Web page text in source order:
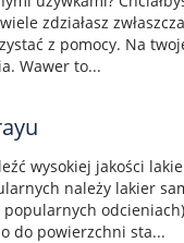
zdziałasz
z pomocy. Na
Wawer to...
wysokiej jakości
należy lakier
do powierzchni sta...